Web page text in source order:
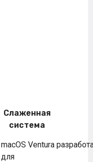
Слаженная
система
macOS Ventura
для